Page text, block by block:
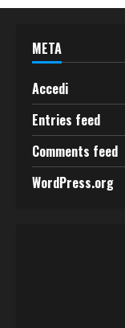
META
Accedi
Entries feed
Comments feed
WordPress.org